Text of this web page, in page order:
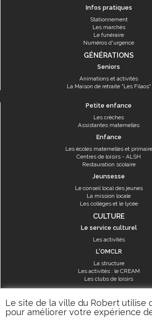
Le site de la ville du Robert utilise
pour améliorer votre expérience
Infos pratiques
Stationnement
Les marchés
Le funéraire
Numéros d'urgence
GÉNÉRATIONS
Seniors
Animations et activités
La Maison de retraite "Les Filaos"
Petite enfance
Les crèches
Assistantes maternelles
Enfance
Les écoles maternelles et primaire
Centres de loisirs - ALSH
Restauration scolaire
Jeunsesse
Le conseil local des jeunes
La mission locale
Les collèges et le lycée
CULTURE
Le service culturel
Les activités
L'OMCLR
La structure
Les activités : le CREAM
Les clubs de loisirs
SPORT
Les équipements sportifs
Les aménagements municipaux